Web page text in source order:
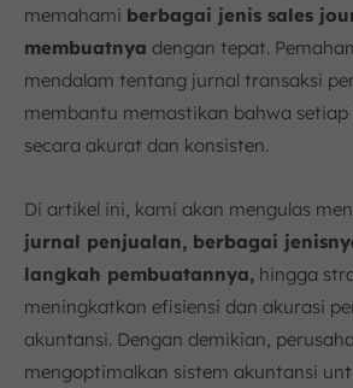
9. Kesimpulan
FAQ:
memahami berbagai jenis sales
membuatnya dengan tepat.
mendalam tentang jurnal transaksi
membantu memastikan bahwa
secara akurat dan konsisten.
Di artikel ini, kami akan mengulas
jurnal penjualan, berbagai
langkah pembuatannya, hingga
meningkatkan efisiensi dan akurasi
akuntansi. Dengan demikian,
mengoptimalkan sistem akuntansi